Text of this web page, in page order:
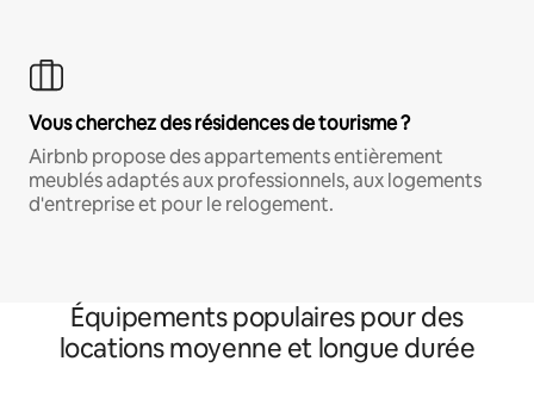
Vous cherchez des résidences de tourisme ?
Airbnb propose des appartements entièrement
meublés adaptés aux professionnels, aux logements
d'entreprise et pour le relogement.
Équipements populaires pour des
locations moyenne et longue durée